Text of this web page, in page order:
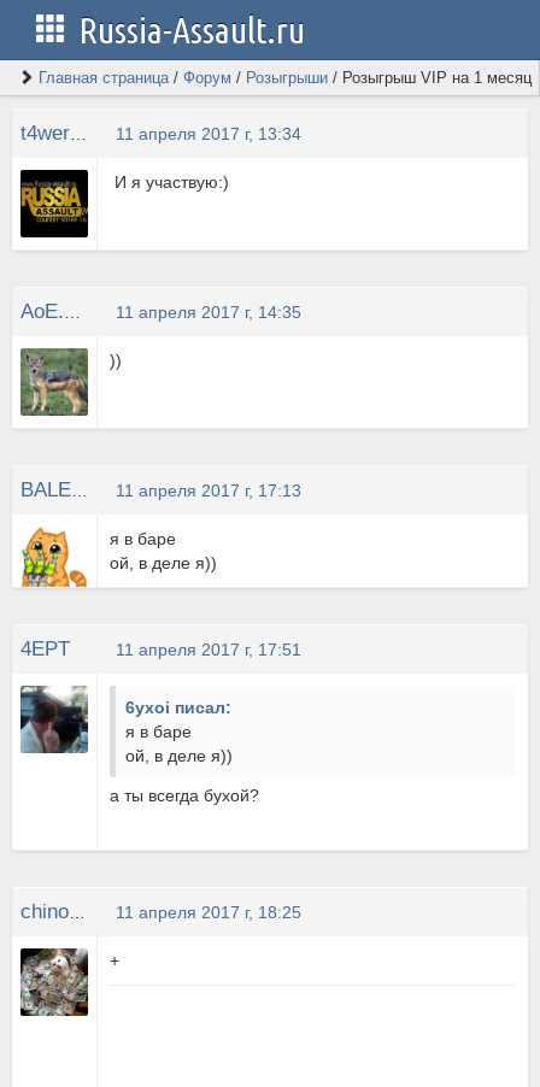
Russia-Assault.ru
Главная страница/ Форум / Розыгрыши / Розыгрыш VIP на 1 месяц
11 апреля 2017 г, 13:34
И я участвую:)
11 апреля 2017 г, 14:35
))
11 апреля 2017 г, 17:13
я в баре
ой, в деле я))
4EPT 11 апреля 2017 г, 17:51
6yxoi писал:
я в баре
ой, в деле я))
а ты всегда бухой?
11 апреля 2017 г, 18:25
+